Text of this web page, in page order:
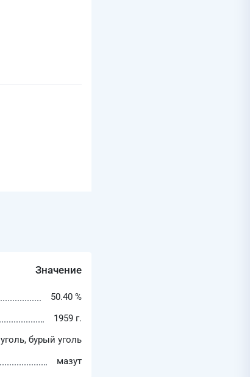
Значение
50.40 %
1959 г.
уголь, бурый уголь
мазут